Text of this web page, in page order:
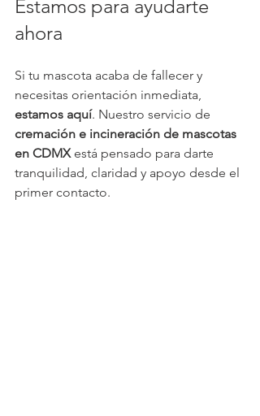
Estamos para ayudarte
ahora
Si tu mascota acaba de fallecer y
necesitas orientación inmediata,
estamos aquí. Nuestro servicio de
cremación e incineración de mascotas
en CDMX está pensado para darte
tranquilidad, claridad y apoyo desde el
primer contacto.